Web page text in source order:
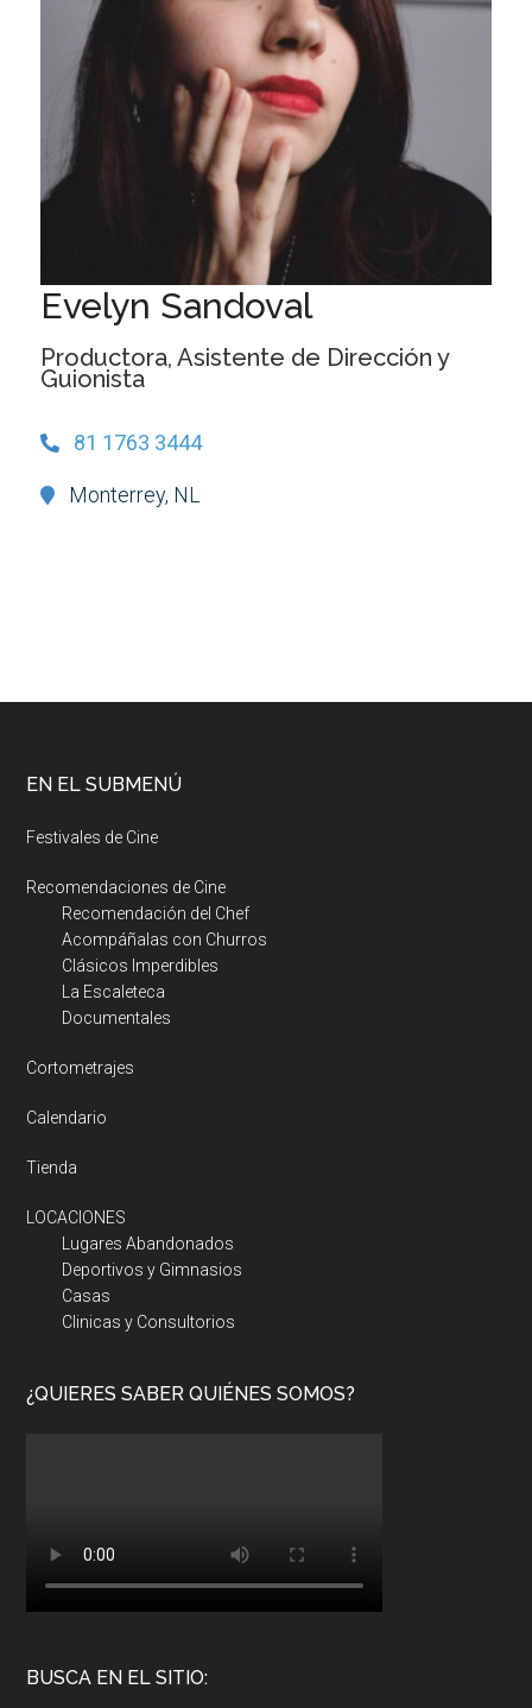
Evelyn Sandoval
Productora, Asistente de Dirección y
Guionista
81 1763 3444
Monterrey, NL
EN EL SUBMENÚ
Festivales de Cine
Recomendaciones de Cine
Recomendación del Chef
Acompáñalas con Churros
Clásicos Imperdibles
La Escaleteca
Documentales
Cortometrajes
Calendario
Tienda
LOCACIONES
Lugares Abandonados
Deportivos y Gimnasios
Casas
Clinicas y Consultorios
¿QUIERES SABER QUIÉNES SOMOS?
BUSCA EN EL SITIO: